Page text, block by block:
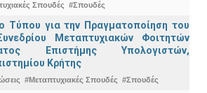
Σπουδές #Σπουδές
Τύπου για την Πραγματοποίηση του
Μεταπτυχιακών Φοιτητών
Επιστήμης Υπολογιστών,
Κρήτης
#Μεταπτυχιακές Σπουδές #Σπουδές